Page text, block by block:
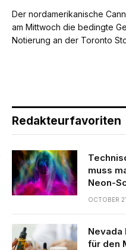
Der nordamerikanische
am Mittwoch die bedingte
Notierung an der Toronto
Redakteurfavoriten
muss
Neon-
OCTOBER
Nevada
für den